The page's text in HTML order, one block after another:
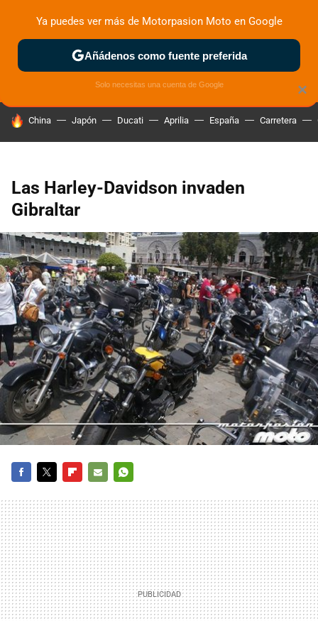
ZONA DE PRUEBAS DEPORTIVAS MOTOS ELÉCTRICAS
HOY SE HABLA DE
China Japón Ducati Aprilia España Carretera
Las Harley-Davidson invaden
Gibraltar
MAIL
×
Ya puedes ver más de Motorpasion Moto en Google
Añádenos como fuente preferida
Solo necesitas una cuenta de Google